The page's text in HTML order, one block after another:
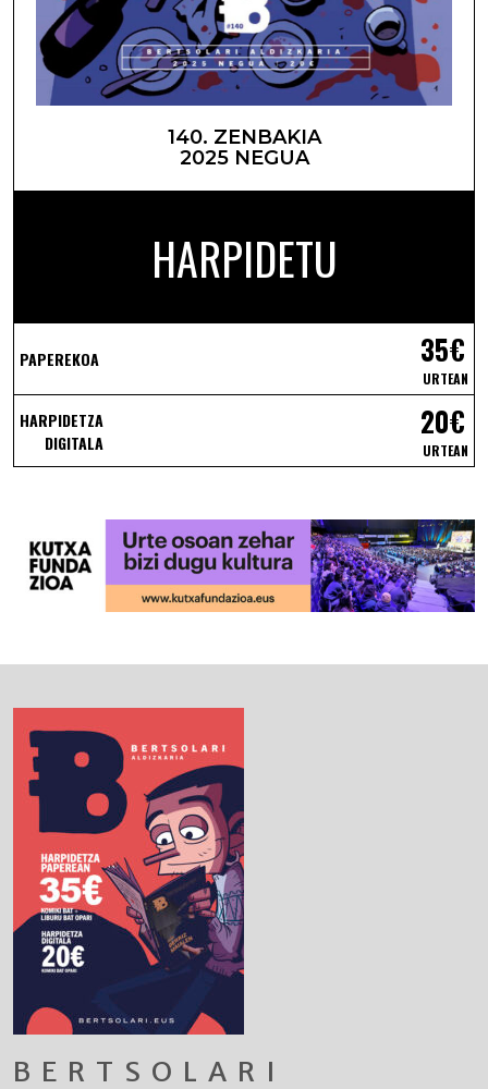
140. ZENBAKIA
2025 NEGUA
HARPIDETU
PAPEREKOA 35€
URTEAN
HARPIDETZA
DIGITALA
20€
URTEAN
BERTSOLARI